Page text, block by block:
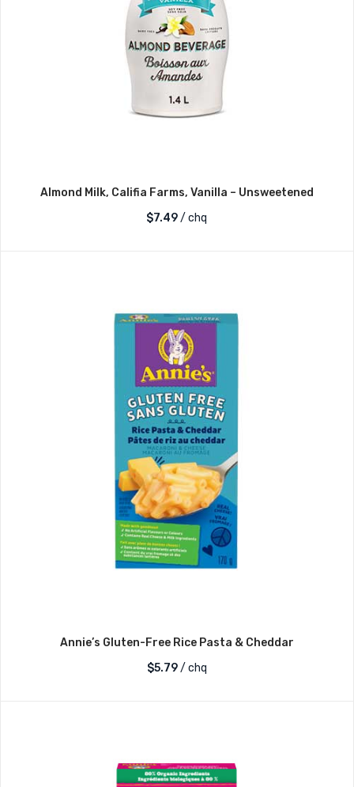
Almond Milk, Califia Farms, Vanilla – Unsweetened
$7.49/ chq
Annie’s Gluten-Free Rice Pasta & Cheddar
$5.79/ chq